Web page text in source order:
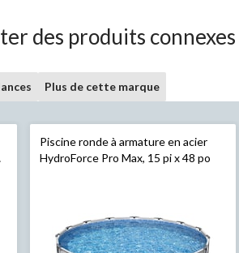
des produits connexes
Plus de cette marque
Piscine ronde à armature en acier
HydroForce Pro Max, 15 pi x 48 po